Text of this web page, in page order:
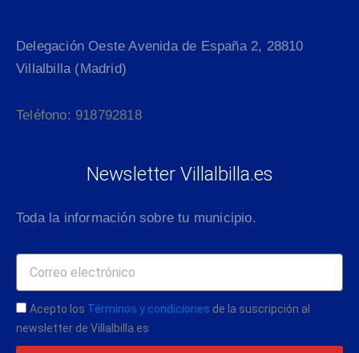
Delegación Oeste Avenida de España 2, 28810
Villalbilla (Madrid)
Teléfono: 918792818
Newsletter Villalbilla.es
Toda la información sobre tu municipio.
Acepto los Términos y condiciones de la suscripción al
newsletter de Villalbilla.es